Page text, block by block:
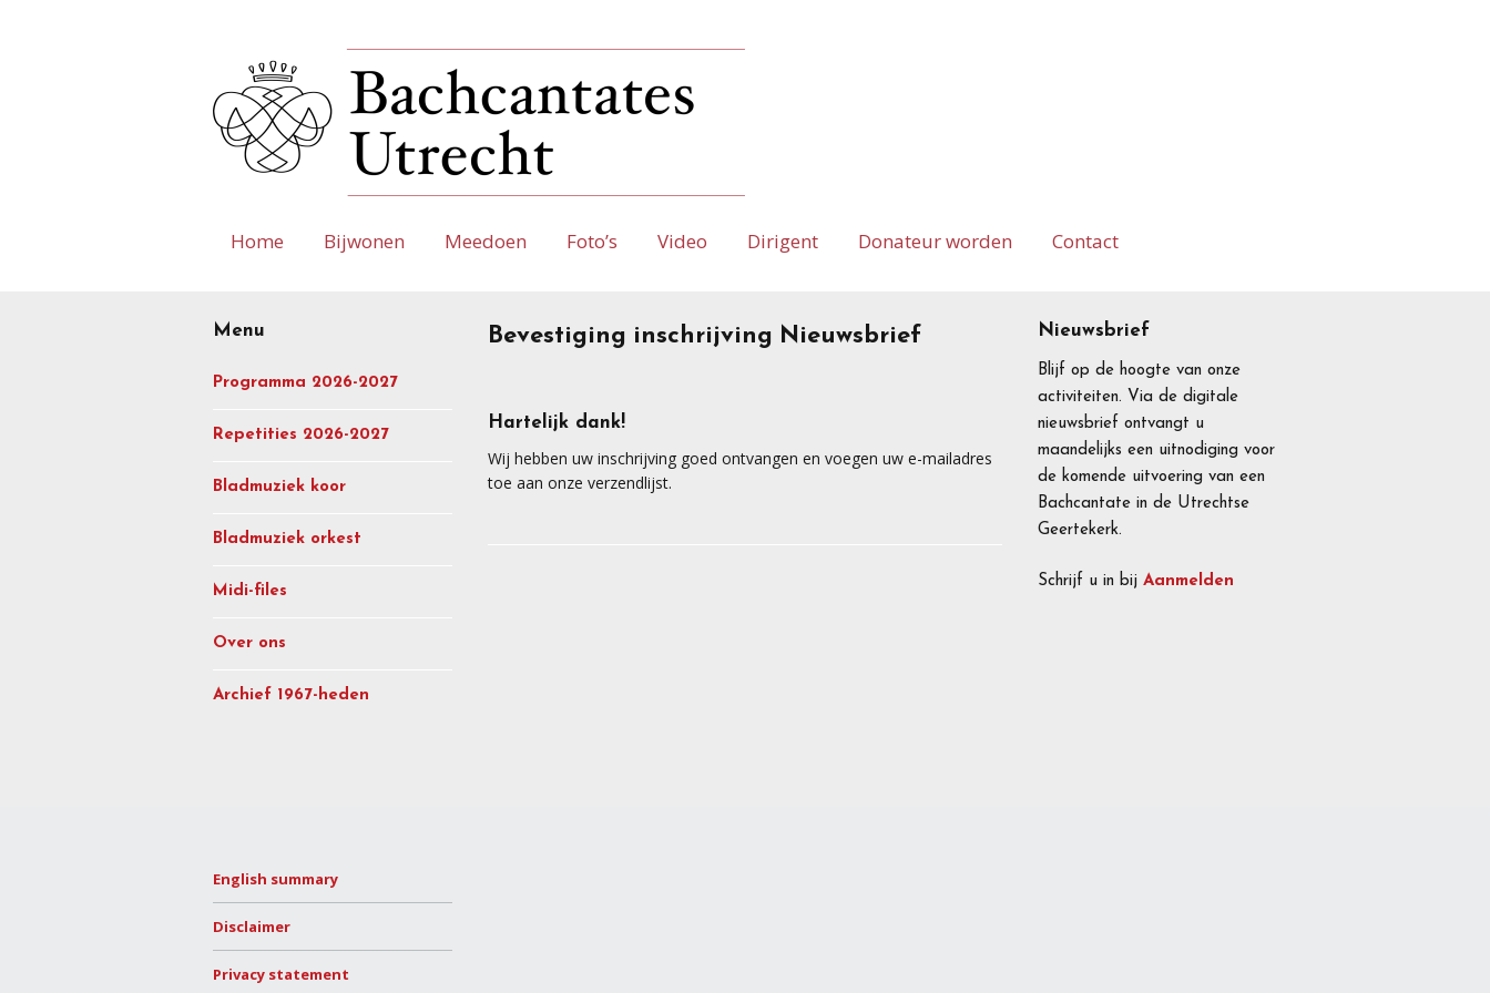
Home Bijwonen Meedoen Foto’s Video Dirigent Donateur worden Contact
Menu
Programma 2026-2027
Repetities 2026-2027
Bladmuziek koor
Bladmuziek orkest
Midi-files
Over ons
Archief 1967-heden
Bevestiging inschrijving Nieuwsbrief
Hartelijk dank!
Wij hebben uw inschrijving goed ontvangen en voegen uw e-mailadres
toe aan onze verzendlijst.
Nieuwsbrief
Blijf op de hoogte van onze
activiteiten. Via de digitale
nieuwsbrief ontvangt u
maandelijks een uitnodiging voor
de komende uitvoering van een
Bachcantate in de Utrechtse
Geertekerk.
Schrijf u in bij Aanmelden
English summary
Disclaimer
Privacy statement